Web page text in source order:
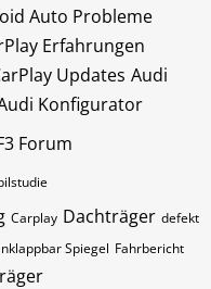
Auto Probleme
Erfahrungen
Updates Audi
Konfigurator
Forum
Carplay Dachträger defekt
Spiegel Fahrbericht